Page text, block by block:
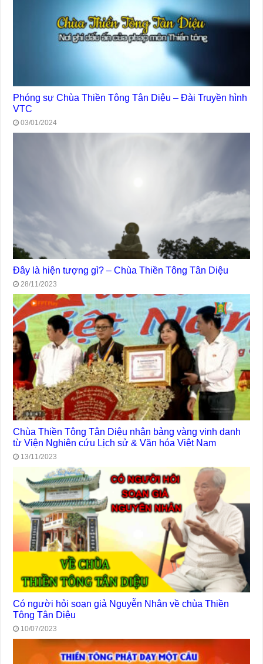
Phóng sự Chùa Thiền Tông Tân Diệu – Đài Truyền hình
VTC
03/01/2024
Đây là hiện tượng gì? – Chùa Thiền Tông Tân Diệu
28/11/2023
Chùa Thiền Tông Tân Diệu nhận bảng vàng vinh danh
từ Viện Nghiên cứu Lịch sử & Văn hóa Việt Nam
13/11/2023
Có người hỏi soạn giả Nguyễn Nhân về chùa Thiền
Tông Tân Diệu
10/07/2023